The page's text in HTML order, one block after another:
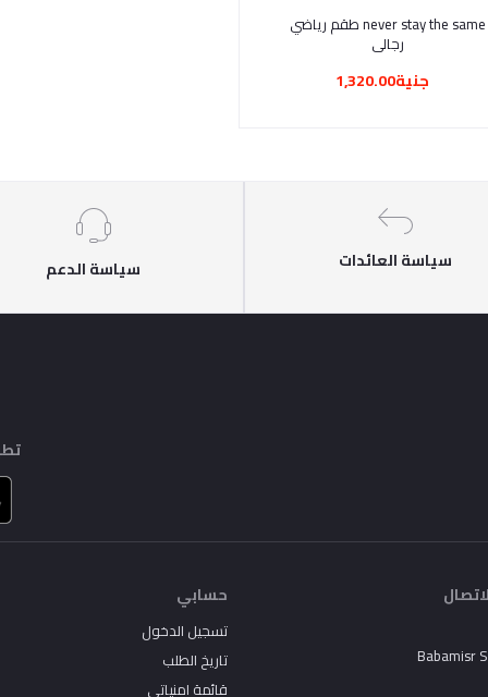
أضف إلى السلةnever stay the same طقم رياضي
رجالي
جنية1,320.00
سياسة العائدات سياسة الدعم
Babamisr
حسابي
تسجيل الدخول
تاريخ الطلب
قائمة امنياتي